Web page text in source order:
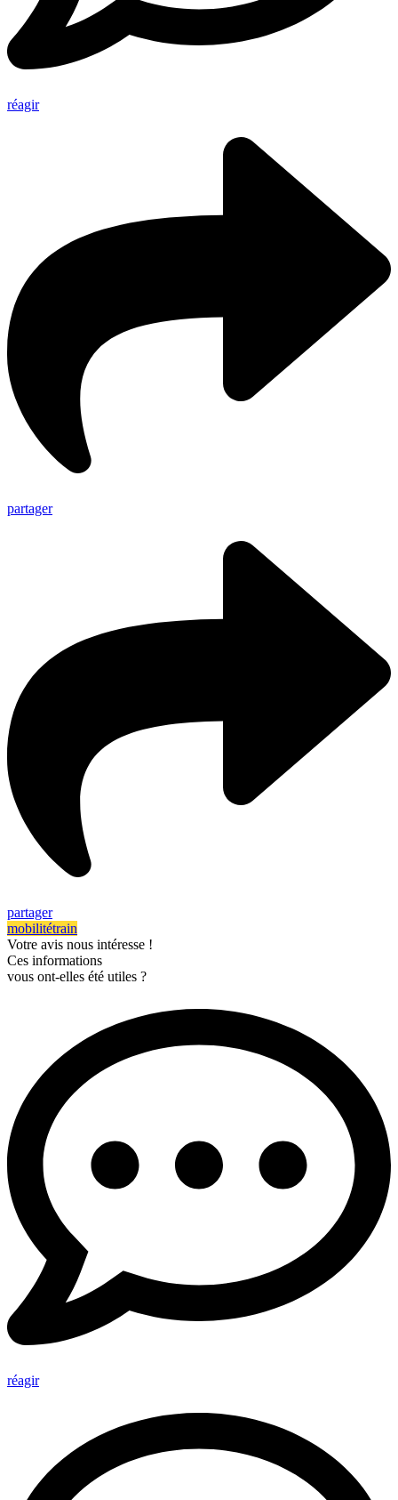
réagir
partager
partager
mobilitétrain
Votre avis nous intéresse !
Ces informations
vous ont-elles été utiles ?
réagir